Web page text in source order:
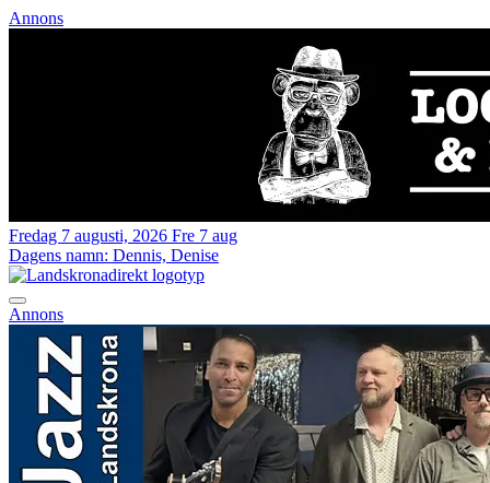
Annons
Fredag 7 augusti, 2026 Fre 7 aug
Dagens namn: Dennis, Denise
Annons